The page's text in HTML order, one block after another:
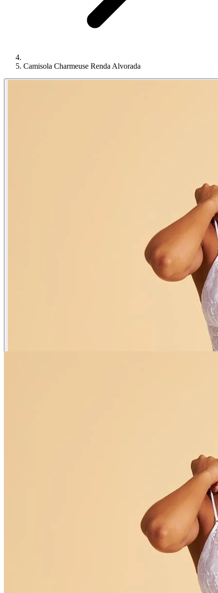
Camisola Charmeuse Renda Alvorada